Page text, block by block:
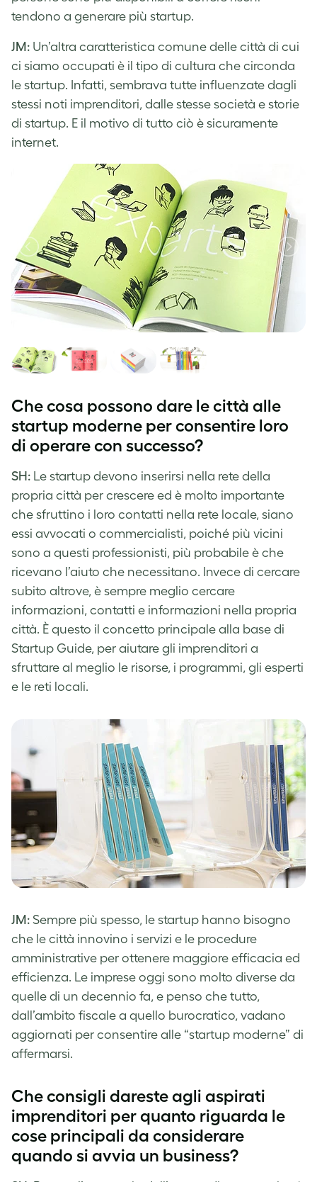
tendono a generare più startup.
JM: Un’altra caratteristica comune delle città di cui
ci siamo occupati è il tipo di cultura che circonda
le startup. Infatti, sembrava tutte influenzate dagli
stessi noti imprenditori, dalle stesse società e storie
di startup. E il motivo di tutto ciò è sicuramente
internet.
Che cosa possono dare le città alle
startup moderne per consentire loro
di operare con successo?
SH: Le startup devono inserirsi nella rete della
propria città per crescere ed è molto importante
che sfruttino i loro contatti nella rete locale, siano
essi avvocati o commercialisti, poiché più vicini
sono a questi professionisti, più probabile è che
ricevano l’aiuto che necessitano. Invece di cercare
subito altrove, è sempre meglio cercare
informazioni, contatti e informazioni nella propria
città. È questo il concetto principale alla base di
Startup Guide, per aiutare gli imprenditori a
sfruttare al meglio le risorse, i programmi, gli esperti
e le reti locali.
JM: Sempre più spesso, le startup hanno bisogno
che le città innovino i servizi e le procedure
amministrative per ottenere maggiore efficacia ed
efficienza. Le imprese oggi sono molto diverse da
quelle di un decennio fa, e penso che tutto,
dall’ambito fiscale a quello burocratico, vadano
aggiornati per consentire alle “startup moderne” di
affermarsi.
Che consigli dareste agli aspirati
imprenditori per quanto riguarda le
cose principali da considerare
quando si avvia un business?